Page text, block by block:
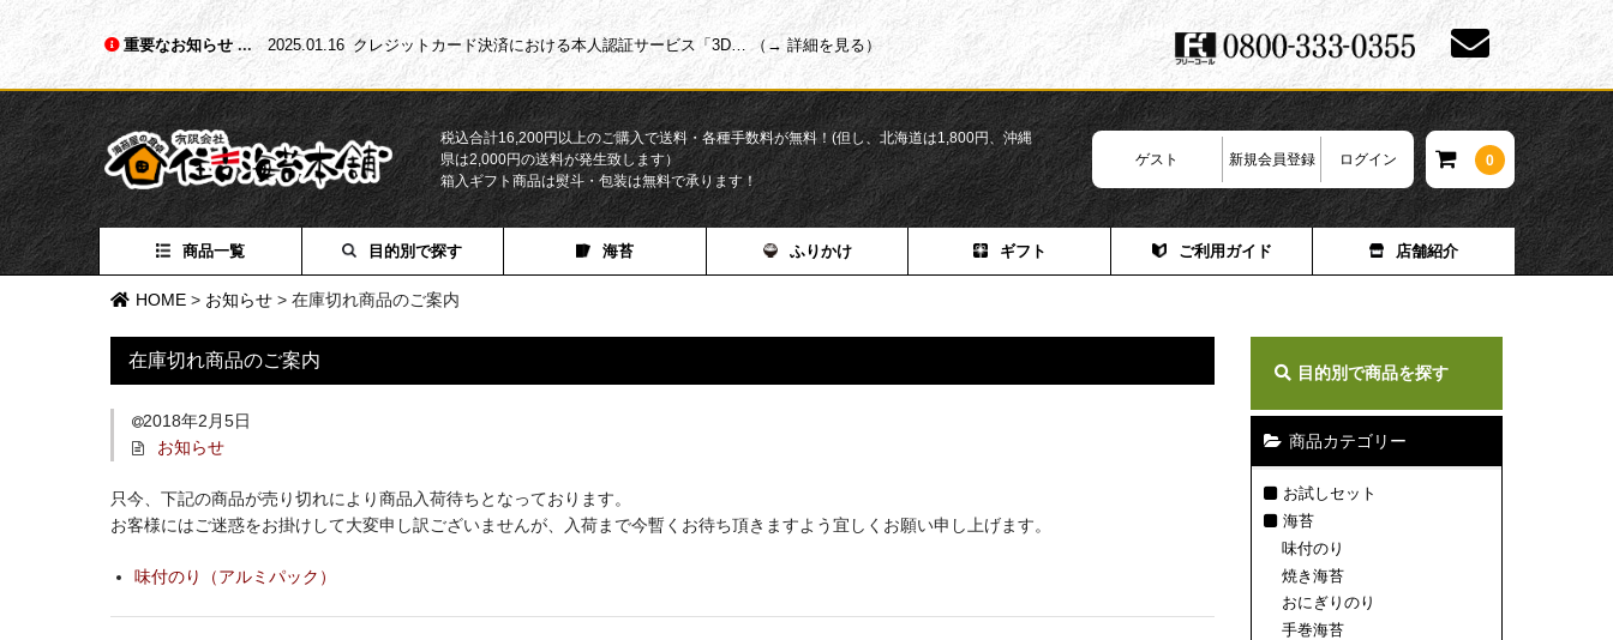
重要なお知らせ 2025.01.16 クレジットカード決済における本人認証サービス「3D… （→ 詳細を見る）
税込合計16,200円以上のご購入で送料・各種手数料が無料！(但し、北海道は1,800円、沖縄
県は2,000円の送料が発生致します）
箱入ギフト商品は熨斗・包装は無料で承ります！
ゲスト 新規会員登録 ログイン 0
商品一覧 目的別で探す 海苔 ふりかけ ギフト ご利用ガイド 店舗紹介
HOME > お知らせ > 在庫切れ商品のご案内
在庫切れ商品のご案内
2018年2月5日
お知らせ
只今、下記の商品が売り切れにより商品入荷待ちとなっております。
お客様にはご迷惑をお掛けして大変申し訳ございませんが、入荷まで今暫くお待ち頂きますよう宜しくお願い申し上げます。
味付のり（アルミパック）
目的別で商品を探す
商品カテゴリー
お試しセット
海苔
味付のり
焼き海苔
おにぎりのり
手巻海苔